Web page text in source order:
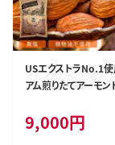
USエクストラNo.1使
アム煎りたてアーモ
ンド 無添加 ドライロ
フォルニア堅果 産地
9,000円